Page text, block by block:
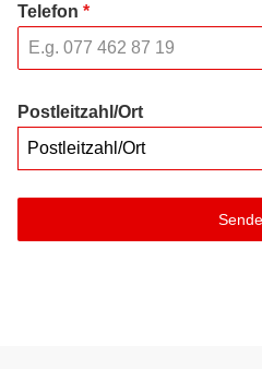
Telefon *
Postleitzahl/Ort
Postleitzahl/Ort